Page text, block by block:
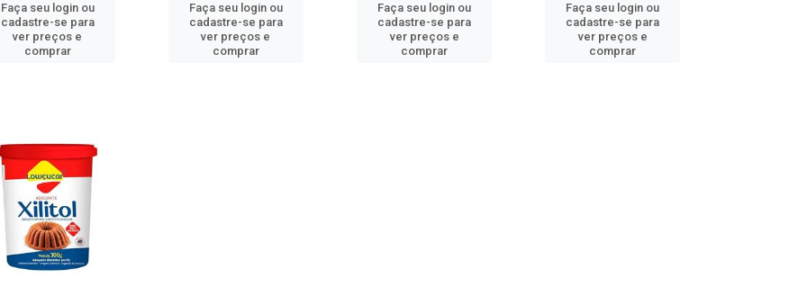
Faça seu login ou
cadastre-se para
ver preços e
comprar
Faça seu login ou
cadastre-se para
ver preços e
comprar
Faça seu login ou
cadastre-se para
ver preços e
comprar
Faça seu login ou
cadastre-se para
ver preços e
comprar